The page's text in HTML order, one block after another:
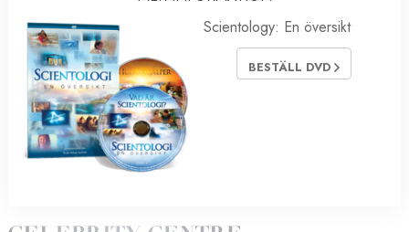
Scientology: En översikt
BESTÄLL DVD